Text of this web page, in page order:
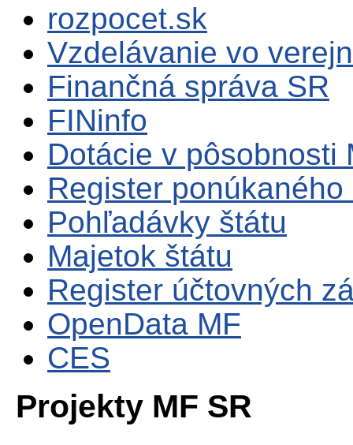
rozpocet.sk
Vzdelávanie vo
Finančná správa SR
FINinfo
Dotácie v pôsobnosti
Register
Pohľadávky štátu
Majetok štátu
Register účtovných
OpenData MF
CES
Projekty MF SR